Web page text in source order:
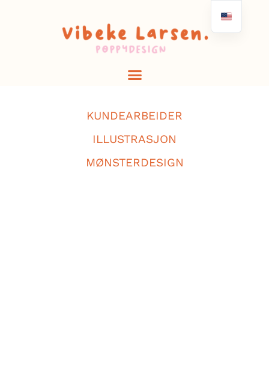
KUNDEARBEIDER
ILLUSTRASJON
MØNSTERDESIGN